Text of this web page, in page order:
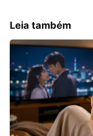
Leia também